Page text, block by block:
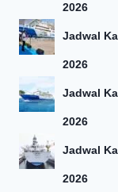
2026
Jadwal
2026
Jadwal
2026
Jadwal
2026